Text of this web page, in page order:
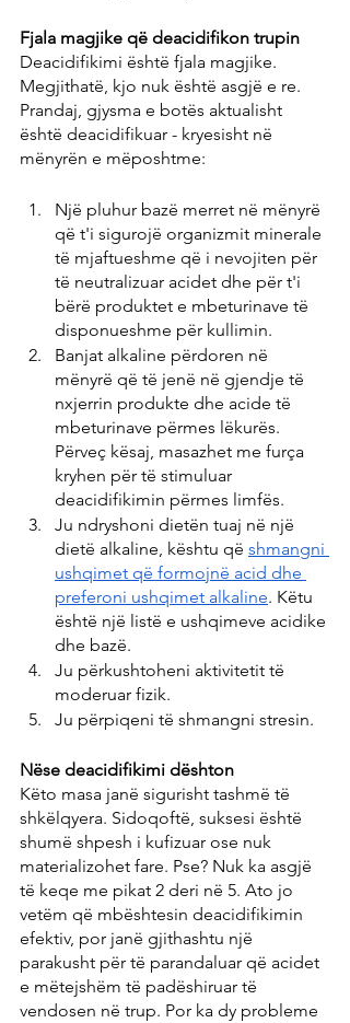
Fjala magjike që deacidifikon trupin
Deacidifikimi është fjala magjike.
Megjithatë, kjo nuk është asgjë e re.
Prandaj, gjysma e botës aktualisht
është deacidifikuar - kryesisht në
mënyrën e mëposhtme:
Një pluhur bazë merret në mënyrë
që t'i sigurojë organizmit minerale
të mjaftueshme që i nevojiten për
të neutralizuar acidet dhe për t'i
bërë produktet e mbeturinave të
disponueshme për kullimin.
Banjat alkaline përdoren në
mënyrë që të jenë në gjendje të
nxjerrin produkte dhe acide të
mbeturinave përmes lëkurës.
Përveç kësaj, masazhet me furça
kryhen për të stimuluar
deacidifikimin përmes limfës.
Ju ndryshoni dietën tuaj në një
dietë alkaline, kështu që shmangni
ushqimet që formojnë acid dhe
preferoni ushqimet alkaline. Këtu
është një listë e ushqimeve acidike
dhe bazë.
Ju përkushtoheni aktivitetit të
moderuar fizik.
Ju përpiqeni të shmangni stresin.
Nëse deacidifikimi dështon
Këto masa janë sigurisht tashmë të
shkëlqyera. Sidoqoftë, suksesi është
shumë shpesh i kufizuar ose nuk
materializohet fare. Pse? Nuk ka asgjë
të keqe me pikat 2 deri në 5. Ato jo
vetëm që mbështesin deacidifikimin
efektiv, por janë gjithashtu një
parakusht për të parandaluar që acidet
e mëtejshëm të padëshiruar të
vendosen në trup. Por ka dy probleme